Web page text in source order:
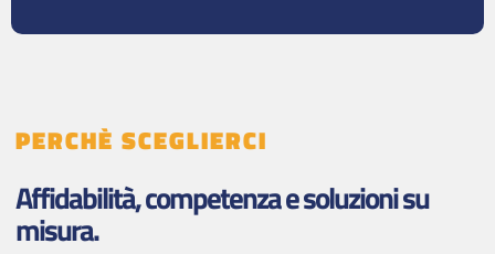
PERCHÈ SCEGLIERCI
Affidabilità, competenza e soluzioni su
misura.